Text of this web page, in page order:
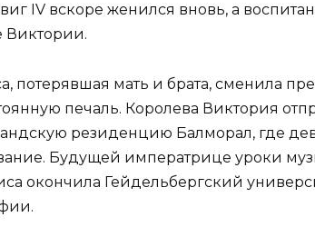
IV вскоре женился вновь, а
Виктории.
потерявшая мать и брата, сменила
печаль. Королева Виктория
резиденцию Балморал, где
Будущей императрице уроки
окончила Гейдельбергский